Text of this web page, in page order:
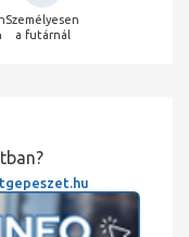
Személyesen
a futárnál